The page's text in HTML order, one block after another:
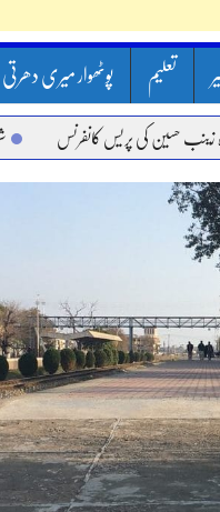
تعلیم پوٹھوار میری دھرتی
کی پریس کانفرنس شہید